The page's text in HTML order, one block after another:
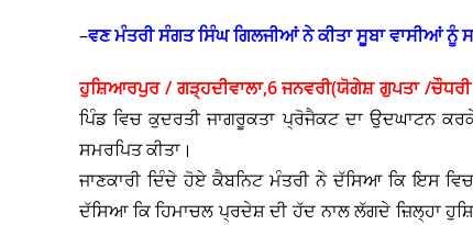
–ਵਣ ਮੰਤਰੀ ਸੰਗਤ ਸਿੰਘ ਗਿਲਜੀਆਂ ਨੇ ਕੀਤਾ ਸੂਬਾ ਵਾਸੀਆਂ ਨੂੰ
ਹੁਸ਼ਿਆਰਪੁਰ / ਗੜ੍ਹਦੀਵਾਲਾ,6 ਜਨਵਰੀ(ਯੋਗੇਸ਼ ਗੁਪਤਾ /
ਪਿੰਡ ਵਿਚ ਕੁਦਰਤੀ ਜਾਗਰੂਕਤਾ ਪ੍ਰੋਜੈਕਟ ਦਾ ਉਦਘਾਟਨ
ਸਮਰਪਿਤ ਕੀਤਾ।
ਜਾਣਕਾਰੀ ਦਿੰਦੇ ਹੋਏ ਕੈਬਨਿਟ ਮੰਤਰੀ ਨੇ ਦੱਸਿਆ ਕਿ ਇਸ
ਦੱਸਿਆ ਕਿ ਹਿਮਾਚਲ ਪ੍ਰਦੇਸ਼ ਦੀ ਹੱਦ ਨਾਲ ਲੱਗਦੇ ਜ਼ਿਲ੍ਹਾ